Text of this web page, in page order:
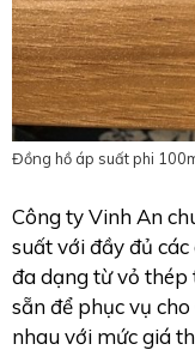
Đồng hồ áp suất phi
Công ty Vinh An
suất với đầy đủ
đa dạng từ vỏ thép
sẵn để phục vụ
nhau với mức giá